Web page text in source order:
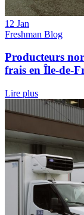
12 Jan
Freshman Blog
Producteurs
frais en Île-de-
Lire plus